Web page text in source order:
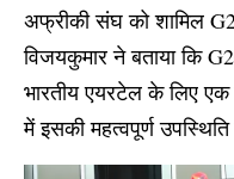
अफ्रीकी संघ को शामिल
विजयकुमार ने बताया कि
भारतीय एयरटेल के लिए
में इसकी महत्वपूर्ण